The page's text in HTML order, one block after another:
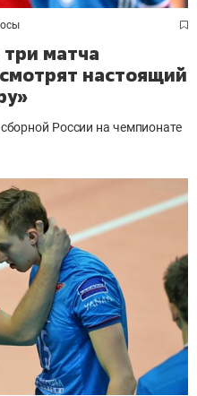
матча
настоящий
России на чемпионате